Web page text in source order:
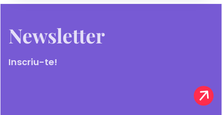
Newsletter
Inscriu-te!